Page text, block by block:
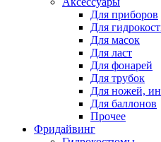
Для приборов
Для
Для масок
Для ласт
Для фонарей
Для трубок
Для ножей,
Для баллонов
Прочее
Фридайвинг